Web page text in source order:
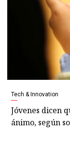
Tech & Innovation
Jóvenes dicen
ánimo, según